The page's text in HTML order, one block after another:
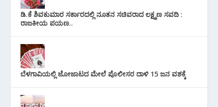
ಡಿ.ಕೆ ಶಿವಕುಮಾರ ಸರ್ಕಾರದಲ್ಲಿ ನೂತನ ಸಚಿವರಾದ ಲಕ್ಷ್ಮಣ ಸವದಿ :
ರಾಜಕೀಯ ಪಯಣ..
ಬೆಳಗಾವಿಯಲ್ಲಿ ಜೋಜಾಟದ ಮೇಲೆ ಪೊಲೀಸರ ದಾಳಿ 15 ಜನ ವಶಕ್ಕೆ